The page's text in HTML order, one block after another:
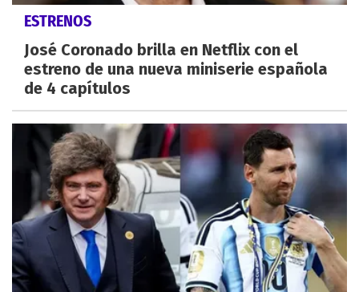
ESTRENOS
José Coronado brilla en Netflix con el
estreno de una nueva miniserie española
de 4 capítulos